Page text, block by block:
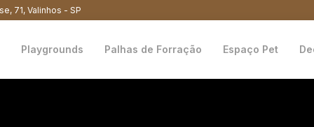
71, Valinhos - SP
Playgrounds Palhas de Forração Espaço Pet